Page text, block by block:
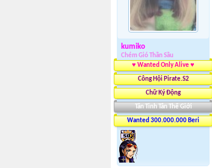
kumiko
Chém Gió Thần Sầu
♥ Wanted Only Alive ♥
Công Hội Pirate.S2
Chữ Ký Động
Tân Tinh Tân Thế Giới
Wanted 300.000.000 Beri